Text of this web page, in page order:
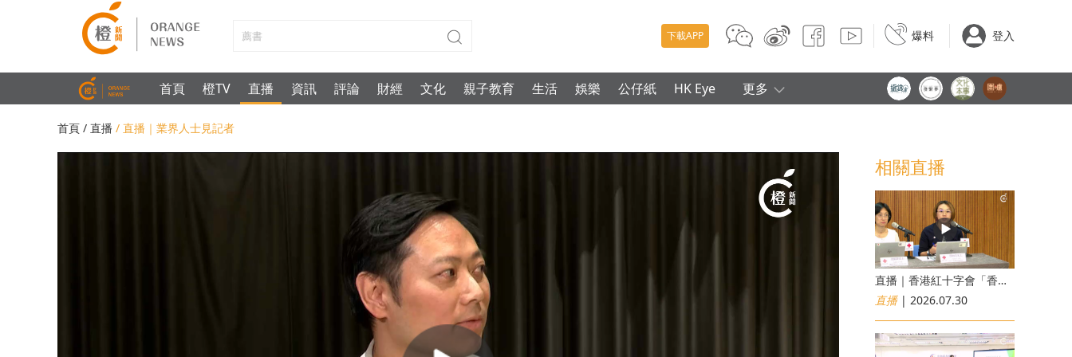
下載APP 爆料 登入
首頁 橙TV 直播 資訊 評論 財經 文化 親子教育 生活 娛樂 公仔紙 HK Eye 更多
首頁 / 直播 / 直播｜業界人士見記者
相關直播
直播｜香港紅十字會「香港災害風險與應對能力地圖2026」研究發佈會
直播| 2026.07.30